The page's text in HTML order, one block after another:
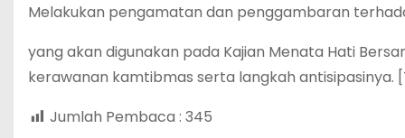
Melakukan pengamatan dan penggambaran
yang akan digunakan pada Kajian Menata Hati
kerawanan kamtibmas serta langkah antisipasinya.
Jumlah Pembaca : 345